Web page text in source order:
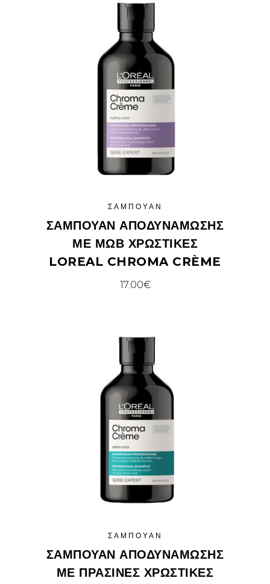
ΣΑΜΠΟΥΆΝ
ΣΑΜΠΟΥΆΝ ΑΠΟΔΥΝΆΜΩΣΗΣ
ΜΕ ΜΩΒ ΧΡΩΣΤΙΚΈΣ
LOREAL CHROMA CRÈME
17.00€
ΣΑΜΠΟΥΆΝ
ΣΑΜΠΟΥΆΝ ΑΠΟΔΥΝΆΜΩΣΗΣ
ΜΕ ΠΡΆΣΙΝΕΣ ΧΡΩΣΤΙΚΈΣ